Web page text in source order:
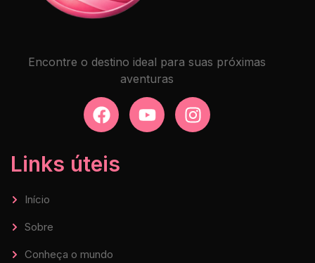
Encontre o destino ideal para suas próximas
aventuras
Links úteis
Início
Sobre
Conheça o mundo